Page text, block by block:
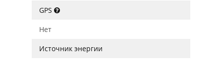
GPS
Нет
Источник энергии